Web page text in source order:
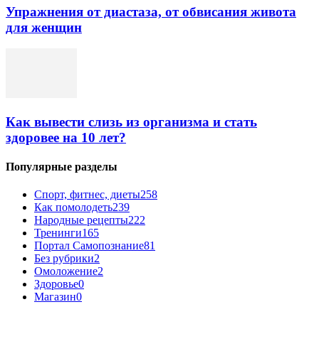
Упражнения от диастаза, от обвисания живота
для женщин
Как вывести слизь из организма и стать
здоровее на 10 лет?
Популярные разделы
Спорт, фитнес, диеты258
Как помолодеть239
Народные рецепты222
Тренинги165
Портал Самопознание81
Без рубрики2
Омоложение2
Здоровье0
Магазин0